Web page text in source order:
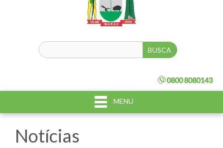
MENU
Notícias